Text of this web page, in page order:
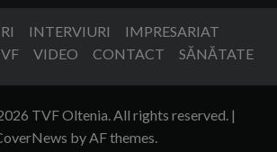
INTERVIURI
IMPRESARIAT
VIDEO CONTACT SĂNĂTATE
TVF Oltenia. All rights reserved. |
by AF themes.